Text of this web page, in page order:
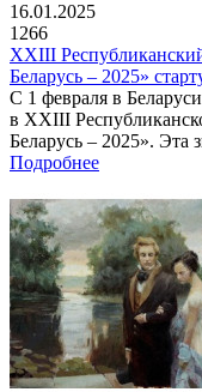
16.01.2025
1266
XXIII
Беларусь – 2025»
С 1 февраля в
в XXIII
Беларусь – 2025». Эта
Подробнее